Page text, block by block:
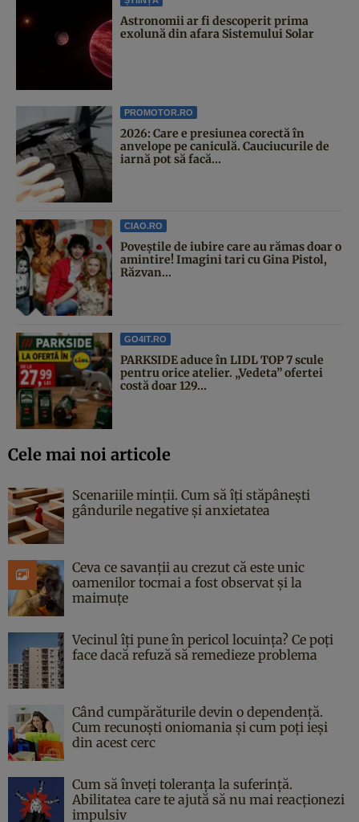
Astronomii ar fi descoperit prima
exolună din afara Sistemului Solar
PROMOTOR.RO
2026: Care e presiunea corectă în
anvelope pe caniculă. Cauciucurile de
iarnă pot să facă...
CIAO.RO
Poveştile de iubire care au rămas doar o
amintire! Imagini tari cu Gina Pistol,
Răzvan...
GO4IT.RO
PARKSIDE aduce în LIDL TOP 7 scule
pentru orice atelier. „Vedeta” ofertei
costă doar 129...
Cele mai noi articole
Scenariile minții. Cum să îți stăpânești
gândurile negative și anxietatea
Ceva ce savanții au crezut că este unic
oamenilor tocmai a fost observat și la
maimuțe
Vecinul îți pune în pericol locuința? Ce poți
face dacă refuză să remedieze problema
Când cumpărăturile devin o dependență.
Cum recunoști oniomania și cum poți ieși
din acest cerc
Cum să înveți toleranța la suferință.
Abilitatea care te ajută să nu mai reacționezi
impulsiv